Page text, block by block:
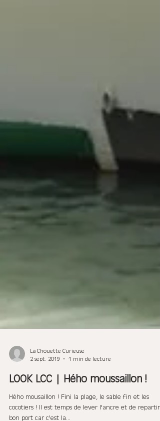
2 sept. 2019
1 min de lecture
LOOK LCC | Hého moussaillon !
Hého mousaillon ! Fini la plage, le sable fin et les